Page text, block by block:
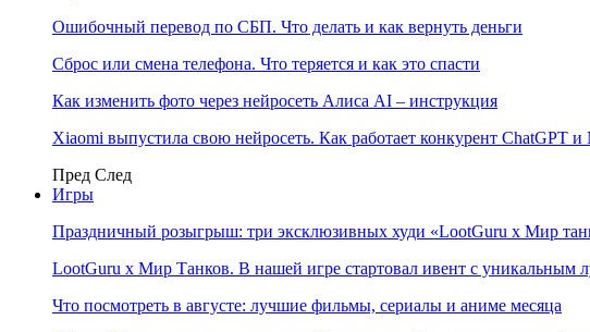
Ошибочный перевод по СБП. Что делать и как вернуть деньги
Сброс или смена телефона. Что теряется и как это спасти
Как изменить фото через нейросеть Алиса AI – инструкция
Xiaomi выпустила свою нейросеть. Как работает конкурент ChatGPT и
Пред След
Игры
Праздничный розыгрыш: три эксклюзивных худи «LootGuru х Мир
LootGuru x Мир Танков. В нашей игре стартовал ивент с уникальным
Что посмотреть в августе: лучшие фильмы, сериалы и аниме месяца